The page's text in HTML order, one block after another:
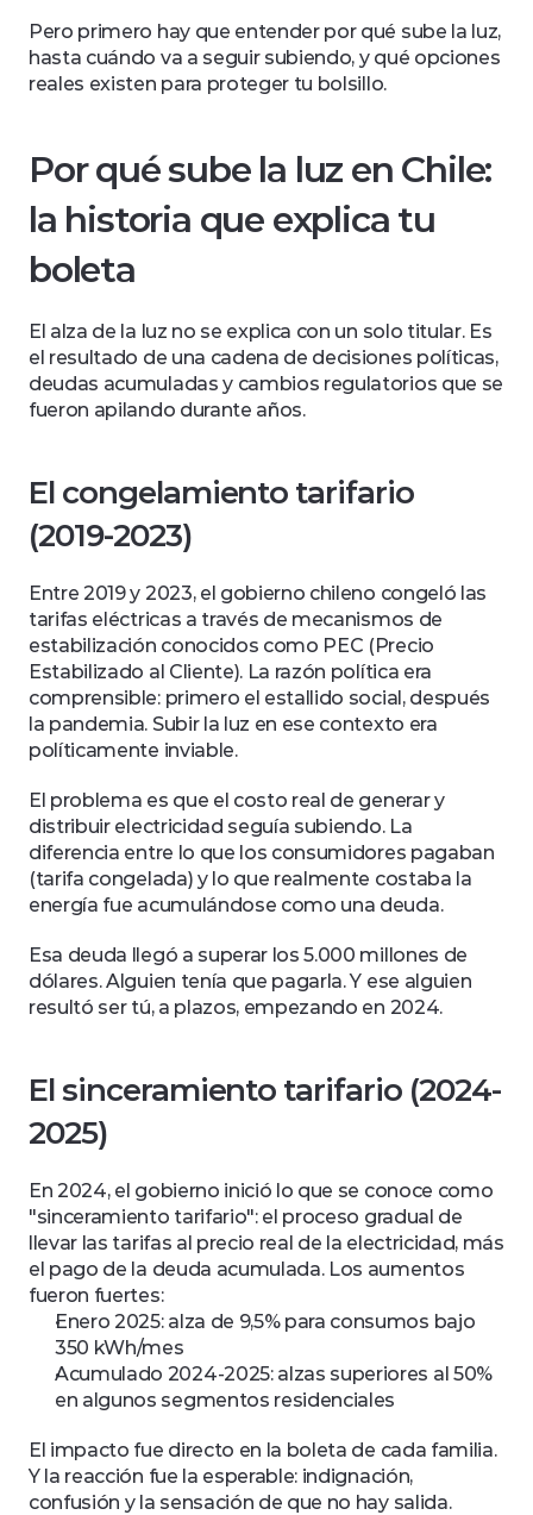
Pero primero hay que entender por qué sube la luz,
hasta cuándo va a seguir subiendo, y qué opciones
reales existen para proteger tu bolsillo.
Por qué sube la luz en Chile:
la historia que explica tu
boleta
El alza de la luz no se explica con un solo titular. Es
el resultado de una cadena de decisiones políticas,
deudas acumuladas y cambios regulatorios que se
fueron apilando durante años.
El congelamiento tarifario
(2019-2023)
Entre 2019 y 2023, el gobierno chileno congeló las
tarifas eléctricas a través de mecanismos de
estabilización conocidos como PEC (Precio
Estabilizado al Cliente). La razón política era
comprensible: primero el estallido social, después
la pandemia. Subir la luz en ese contexto era
políticamente inviable.
El problema es que el costo real de generar y
distribuir electricidad seguía subiendo. La
diferencia entre lo que los consumidores pagaban
(tarifa congelada) y lo que realmente costaba la
energía fue acumulándose como una deuda.
Esa deuda llegó a superar los 5.000 millones de
dólares. Alguien tenía que pagarla. Y ese alguien
resultó ser tú, a plazos, empezando en 2024.
El sinceramiento tarifario (2024-
2025)
En 2024, el gobierno inició lo que se conoce como
"sinceramiento tarifario": el proceso gradual de
llevar las tarifas al precio real de la electricidad, más
el pago de la deuda acumulada. Los aumentos
fueron fuertes:
Enero 2025: alza de 9,5% para consumos bajo
350 kWh/mes
Acumulado 2024-2025: alzas superiores al 50%
en algunos segmentos residenciales
El impacto fue directo en la boleta de cada familia.
Y la reacción fue la esperable: indignación,
confusión y la sensación de que no hay salida.